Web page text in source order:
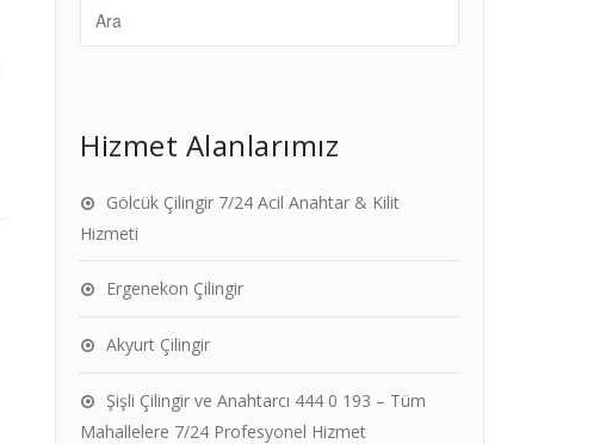
Hizmet Alanlarımız
Gölcük Çilingir 7/24 Acil Anahtar & Kilit
Hizmeti
Ergenekon Çilingir
Akyurt Çilingir
Şişli Çilingir ve Anahtarcı 444 0 193 – Tüm
Mahallelere 7/24 Profesyonel Hizmet